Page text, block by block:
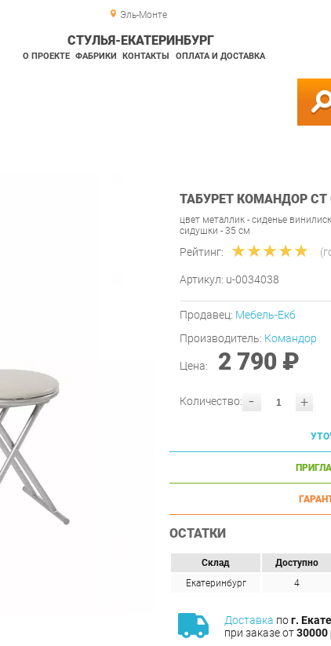
Эль-Монте
СТУЛЬЯ-ЕКАТЕРИНБУРГ
О ПРОЕКТЕ ФАБРИКИ КОНТАКТЫ ОПЛАТА И ДОСТАВКА
ТАБУРЕТ КОМАНДОР
цвет металлик - сиденье
сидушки - 35 см
Рейтинг:
Артикул: u-0034038
Продавец: Мебель-Екб
Производитель: Командор
Цена: 2 790 ₽
- +
Количество:
ОСТАТКИ
Склад Доступно
Екатеринбург
4
Доставка пог.
при заказе от30000